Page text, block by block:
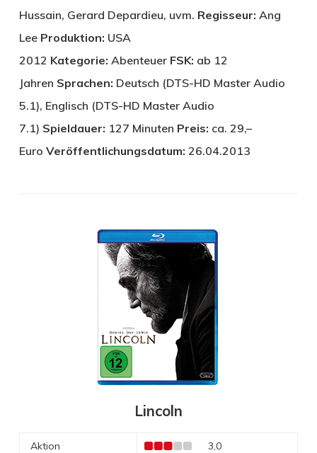
Hussain, Gerard Depardieu, uvm. Regisseur: Ang
Lee Produktion: USA
2012 Kategorie: Abenteuer FSK: ab 12
Jahren Sprachen: Deutsch (DTS-HD Master Audio
5.1), Englisch (DTS-HD Master Audio
7.1) Spieldauer: 127 Minuten Preis: ca. 29,–
Euro Veröffentlichungsdatum: 26.04.2013
Lincoln
Aktion 3,0